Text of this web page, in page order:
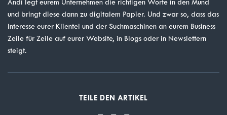
Andi legt eurem Unternehmen die richtigen Worte in den Mund
und bringt diese dann zu digitalem Papier. Und zwar so, dass das
Interesse eurer Klientel und der Suchmaschinen an eurem Business
Zeile für Zeile auf eurer Website, in Blogs oder in Newslettern
steigt.
TEILE DEN ARTIKEL